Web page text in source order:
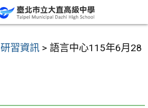
研習資訊 > 語言中心115年6月28